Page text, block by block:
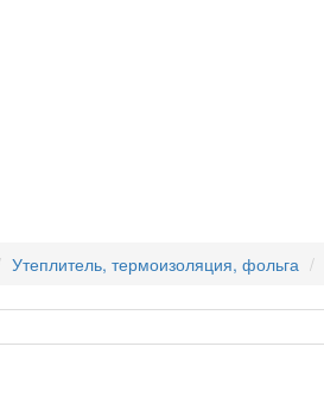
Утеплитель, термоизоляция, фольга